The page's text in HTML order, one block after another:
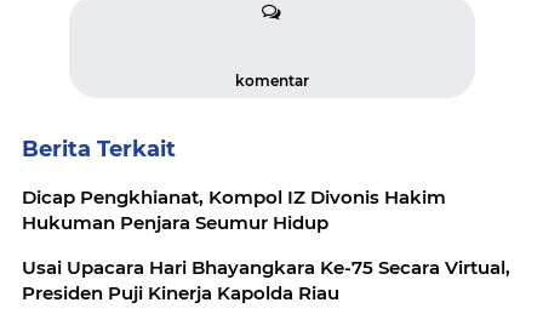
komentar
Berita Terkait
Dicap Pengkhianat, Kompol IZ Divonis Hakim
Hukuman Penjara Seumur Hidup
Usai Upacara Hari Bhayangkara Ke-75 Secara Virtual,
Presiden Puji Kinerja Kapolda Riau